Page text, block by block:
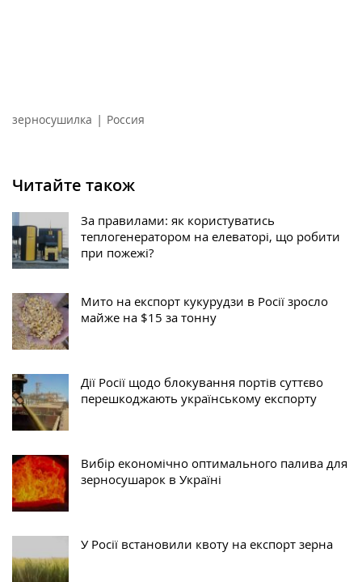
зерносушилка | Россия
Читайте також
За правилами: як користуватись
теплогенератором на елеваторі, що робити
при пожежі?
Мито на експорт кукурудзи в Росії зросло
майже на $15 за тонну
Дії Росії щодо блокування портів суттєво
перешкоджають українському експорту
Вибір економічно оптимального палива для
зерносушарок в Україні
У Росії встановили квоту на експорт зерна